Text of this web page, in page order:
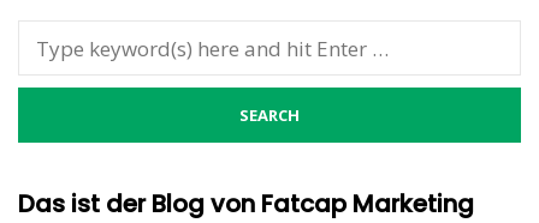
Das ist der Blog von Fatcap Marketing